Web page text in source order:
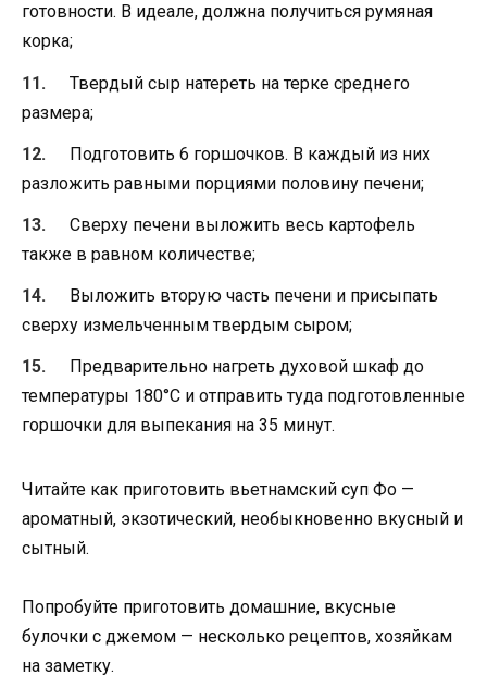
готовности. В идеале, должна получиться румяная
корка;
Твердый сыр натереть на терке среднего
размера;
Подготовить 6 горшочков. В каждый из них
разложить равными порциями половину печени;
Сверху печени выложить весь картофель
также в равном количестве;
Выложить вторую часть печени и присыпать
сверху измельченным твердым сыром;
Предварительно нагреть духовой шкаф до
температуры 180°С и отправить туда подготовленные
горшочки для выпекания на 35 минут.
Читайте как приготовить вьетнамский суп Фо —
ароматный, экзотический, необыкновенно вкусный и
сытный.
Попробуйте приготовить домашние, вкусные
булочки с джемом — несколько рецептов, хозяйкам
на заметку.